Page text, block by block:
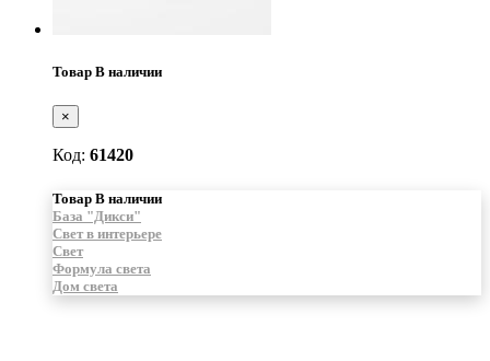
Товар В наличии
×
Код: 61420
Товар В наличии
База "Дикси"
Свет в интерьере
Свет
Формула света
Дом света